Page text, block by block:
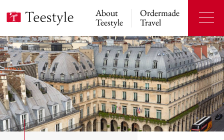
About
Teestyle
Ordermade
Travel